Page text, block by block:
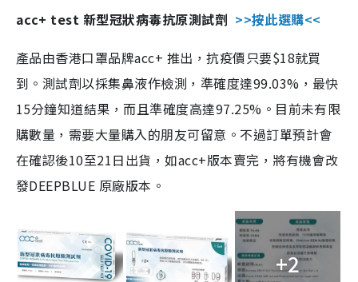
acc+ test 新型冠狀病毒抗原測試劑 >>按此選購<<
產品由香港口罩品牌acc+ 推出，抗疫價只要$18就買
到。測試劑以採集鼻液作檢測，準確度達99.03%，最快
15分鐘知道結果，而且準確度高達97.25%。目前未有限
購數量，需要大量購入的朋友可留意。不過訂單預計會
在確認後10至21日出貨，如acc+版本賣完，將有機會改
發DEEPBLUE 原廠版本。
+2